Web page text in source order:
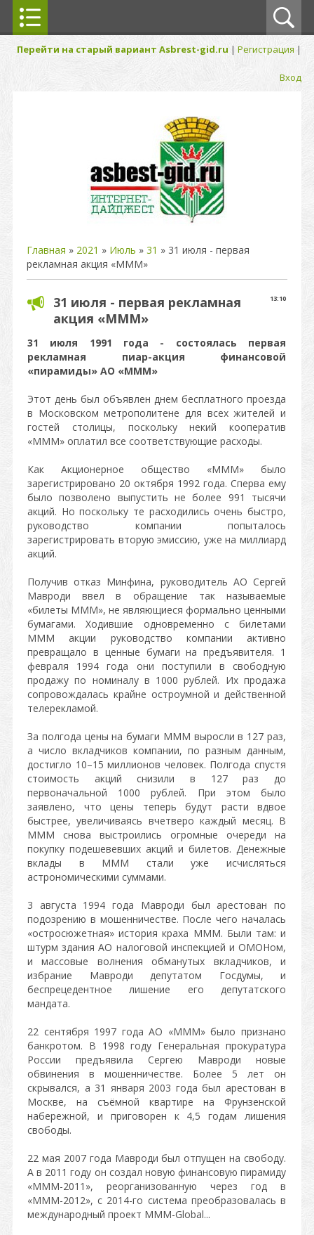
Перейти на старый вариант Asbrest-gid.ru | Регистрация |
Вход
Главная » 2021 » Июль » 31 » 31 июля - первая
рекламная акция «МММ»
13:10
31 июля - первая рекламная
акция «МММ»
31 июля 1991 года - состоялась первая
рекламная пиар-акция финансовой
«пирамиды» АО «МММ»
Этот день был объявлен днем бесплатного проезда
в Московском метрополитене для всех жителей и
гостей столицы, поскольку некий кооператив
«МММ» оплатил все соответствующие расходы.
Как Акционерное общество «МММ» было
зарегистрировано 20 октября 1992 года. Сперва ему
было позволено выпустить не более 991 тысячи
акций. Но поскольку те расходились очень быстро,
руководство компании попыталось
зарегистрировать вторую эмиссию, уже на миллиард
акций.
Получив отказ Минфина, руководитель АО Сергей
Мавроди ввел в обращение так называемые
«билеты МММ», не являющиеся формально ценными
бумагами. Ходившие одновременно с билетами
МММ акции руководство компании активно
превращало в ценные бумаги на предъявителя. 1
февраля 1994 года они поступили в свободную
продажу по номиналу в 1000 рублей. Их продажа
сопровождалась крайне остроумной и действенной
телерекламой.
За полгода цены на бумаги МММ выросли в 127 раз,
а число вкладчиков компании, по разным данным,
достигло 10–15 миллионов человек. Полгода спустя
стоимость акций снизили в 127 раз до
первоначальной 1000 рублей. При этом было
заявлено, что цены теперь будут расти вдвое
быстрее, увеличиваясь вчетверо каждый месяц. В
МММ снова выстроились огромные очереди на
покупку подешевевших акций и билетов. Денежные
вклады в МММ стали уже исчисляться
астрономическими суммами.
3 августа 1994 года Мавроди был арестован по
подозрению в мошенничестве. После чего началась
«остросюжетная» история краха МММ. Были там: и
штурм здания АО налоговой инспекцией и ОМОНом,
и массовые волнения обманутых вкладчиков, и
избрание Мавроди депутатом Госдумы, и
беспрецедентное лишение его депутатского
мандата.
22 сентября 1997 года АО «МММ» было признано
банкротом. В 1998 году Генеральная прокуратура
России предъявила Сергею Мавроди новые
обвинения в мошенничестве. Более 5 лет он
скрывался, а 31 января 2003 года был арестован в
Москве, на съёмной квартире на Фрунзенской
набережной, и приговорен к 4,5 годам лишения
свободы.
22 мая 2007 года Мавроди был отпущен на свободу.
А в 2011 году он создал новую финансовую пирамиду
«МММ-2011», реорганизованную через год в
«МММ-2012», с 2014-го система преобразовалась в
международный проект MMM-Global...